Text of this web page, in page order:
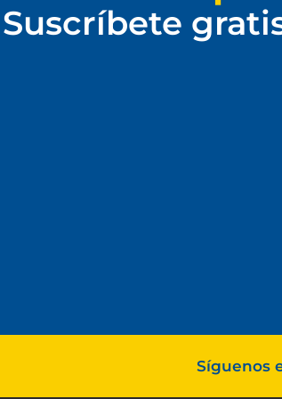
Suscríbete
Síguenos